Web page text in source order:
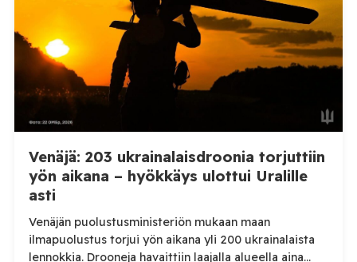
Venäjä: 203 ukrainalaisdroonia torjuttiin
yön aikana – hyökkäys ulottui Uralille
asti
Venäjän puolustusministeriön mukaan maan
ilmapuolustus torjui yön aikana yli 200 ukrainalaista
lennokkia. Drooneja havaittiin laajalla alueella aina